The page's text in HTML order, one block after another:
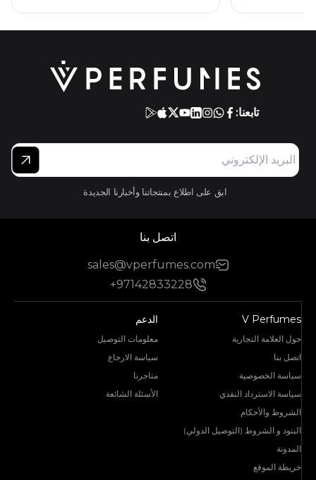
تابعنا:
ابق على اطلاع بمنتجاتنا وأخبارنا الجديدة
اتصل بنا
sales@vperfumes.com
+97142833228
V Perfumes
حول العلامة التجارية
اتصل بنا
سياسة الخصوصية
سياسة الاسترداد النقدي
الشروط والأحكام
البنود و الشروط (التوصيل الدولي)
المدونة
خريطة الموقع
الدعم
معلومات التوصيل
سياسة الارجاع
متاجرنا
الأسئلة الشائعة